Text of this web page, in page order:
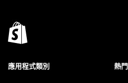
應用程式類別 熱